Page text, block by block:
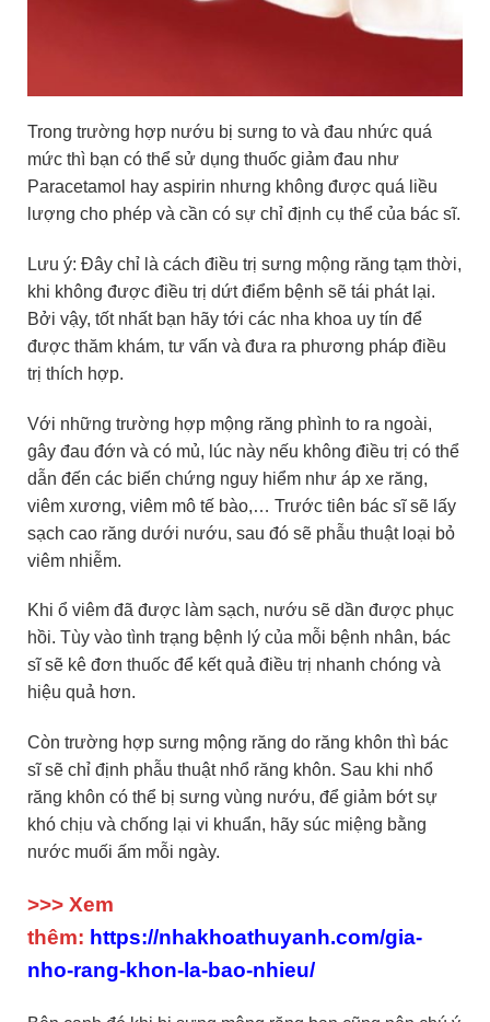
Trong trường hợp nướu bị sưng to và đau nhức quá
mức thì bạn có thể sử dụng thuốc giảm đau như
Paracetamol hay aspirin nhưng không được quá liều
lượng cho phép và cần có sự chỉ định cụ thể của bác sĩ.
Lưu ý: Đây chỉ là cách điều trị sưng mộng răng tạm thời,
khi không được điều trị dứt điểm bệnh sẽ tái phát lại.
Bởi vậy, tốt nhất bạn hãy tới các nha khoa uy tín để
được thăm khám, tư vấn và đưa ra phương pháp điều
trị thích hợp.
Với những trường hợp mộng răng phình to ra ngoài,
gây đau đớn và có mủ, lúc này nếu không điều trị có thể
dẫn đến các biến chứng nguy hiểm như áp xe răng,
viêm xương, viêm mô tế bào,… Trước tiên bác sĩ sẽ lấy
sạch cao răng dưới nướu, sau đó sẽ phẫu thuật loại bỏ
viêm nhiễm.
Khi ổ viêm đã được làm sạch, nướu sẽ dần được phục
hồi. Tùy vào tình trạng bệnh lý của mỗi bệnh nhân, bác
sĩ sẽ kê đơn thuốc để kết quả điều trị nhanh chóng và
hiệu quả hơn.
Còn trường hợp sưng mộng răng do răng khôn thì bác
sĩ sẽ chỉ định phẫu thuật nhổ răng khôn. Sau khi nhổ
răng khôn có thể bị sưng vùng nướu, để giảm bớt sự
khó chịu và chống lại vi khuẩn, hãy súc miệng bằng
nước muối ấm mỗi ngày.
>>> Xem
thêm: https://nhakhoathuyanh.com/gia-
nho-rang-khon-la-bao-nhieu/